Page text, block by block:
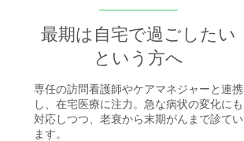
最期は自宅で過ごしたい
という方へ
専任の訪問看護師やケアマネジャーと連携
し、在宅医療に注力。急な病状の変化にも
対応しつつ、老衰から末期がんまで診てい
ます。